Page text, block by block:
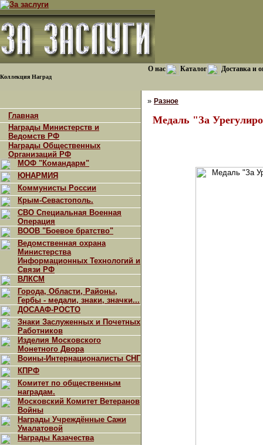
Коллекция Наград
О нас Каталог Доставка и
Главная
Награды Министерств и
Ведомств РФ
Награды Общественных
Организаций РФ
МОФ "Командарм"
ЮНАРМИЯ
Коммунисты России
Крым-Севастополь.
СВО Специальная Военная
Операция
ВООВ "Боевое братство"
Ведомственная охрана
Министерства
Информационных Технологий и
Связи РФ
ВЛКСМ
Города, Области, Районы,
Гербы - медали, знаки, значки...
ДОСААФ-РОСТО
Знаки Заслуженных и Почетных
Работников
Изделия Московского
Монетного Двора
Воины-Интернационалисты СНГ
КПРФ
Комитет по общественным
наградам.
Московский Комитет Ветеранов
Войны
Награды Учреждённые Сажи
Умалатовой
Награды Казачества
» Разное
Медаль "За